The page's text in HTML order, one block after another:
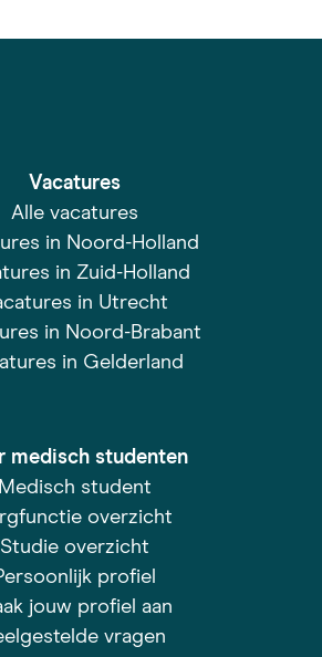
Vacatures
Alle vacatures
in Noord-Holland
in Zuid-Holland
in Utrecht
in Noord-Brabant
in Gelderland
medisch studenten
Medisch student
overzicht
Studie overzicht
profiel
jouw profiel aan
vragen